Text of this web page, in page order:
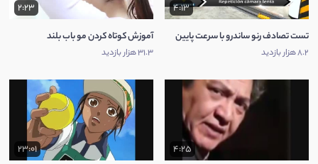
4:13
تست تصادف رنو ساندرو با سرعت پایین
8.2 هزار بازدید
2:23
آموزش کوتاه کردن مو باب بلند
31.3 هزار بازدید
4:25
23:01